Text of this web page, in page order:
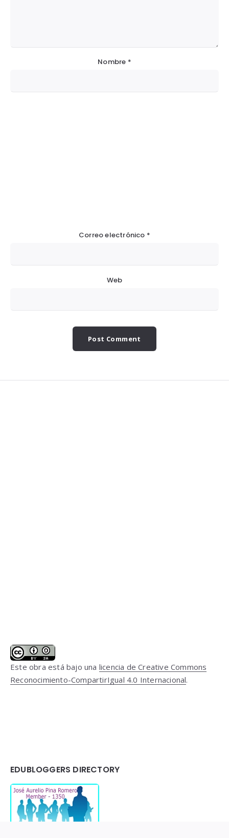
Nombre *
Correo electrónico *
Web
Este obra está bajo una licencia de Creative Commons
Reconocimiento-CompartirIgual 4.0 Internacional.
EDUBLOGGERS DIRECTORY